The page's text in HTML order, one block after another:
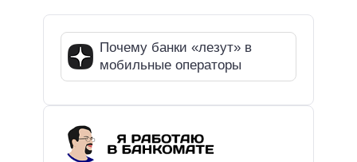
Почему банки «лезут» в
мобильные операторы